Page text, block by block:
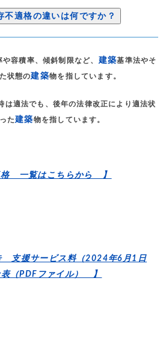
不適格の違いは何ですか？
や容積率、傾斜制限など、 建築基準法やそ
状態の建築物を指しています。
は適法でも、後年の法律改正により適法状
た建築物を指しています。
一覧はこちらから 】
援サービス料（2024年6月1日
（PDFファイル） 】